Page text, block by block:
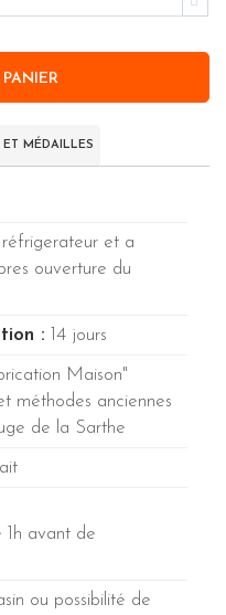
ET MÉDAILLES
et a
ouverture du
: 14 jours
Maison"
méthodes anciennes
de la Sarthe
1h avant de
ou possibilité de